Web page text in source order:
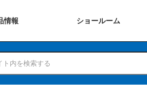
情報 ショールーム